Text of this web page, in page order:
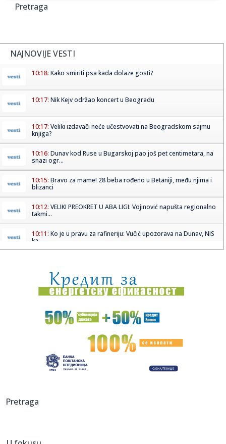
Pretraga
NAJNOVIJE VESTI
10:18: Kako smiriti psa kada dolaze gosti?
10:17: Nik Kejv održao koncert u Beogradu
10:17: Veliki izdavači neće učestvovati na Beogradskom sajmu
knjiga?
10:16: Dunav kod Ruse u Bugarskoj pao još pet centimetara, na
snazi ogr...
10:15: Bravo za mame! 28 beba rođeno u Betaniji, među njima i
blizanci
10:12: VELIKI PREOKRET U ABA LIGI: Vojinović napušta regionalno
takmi...
10:11: Ko je u pravu za rafineriju: Vučić upozorava na Dunav, NIS
ka...
10:11:Počela specijalna operacija spasavanja: Potopljene dve
barže na...
10:09:Sprema se navala: Peugeot obećao 7 modela do 2030.
godine!
Novi bilans migrantske tragedije: 141 migrant poginuo u
10:08:Srbija protiv šampiona napada finale EP
NA...
Pretraga